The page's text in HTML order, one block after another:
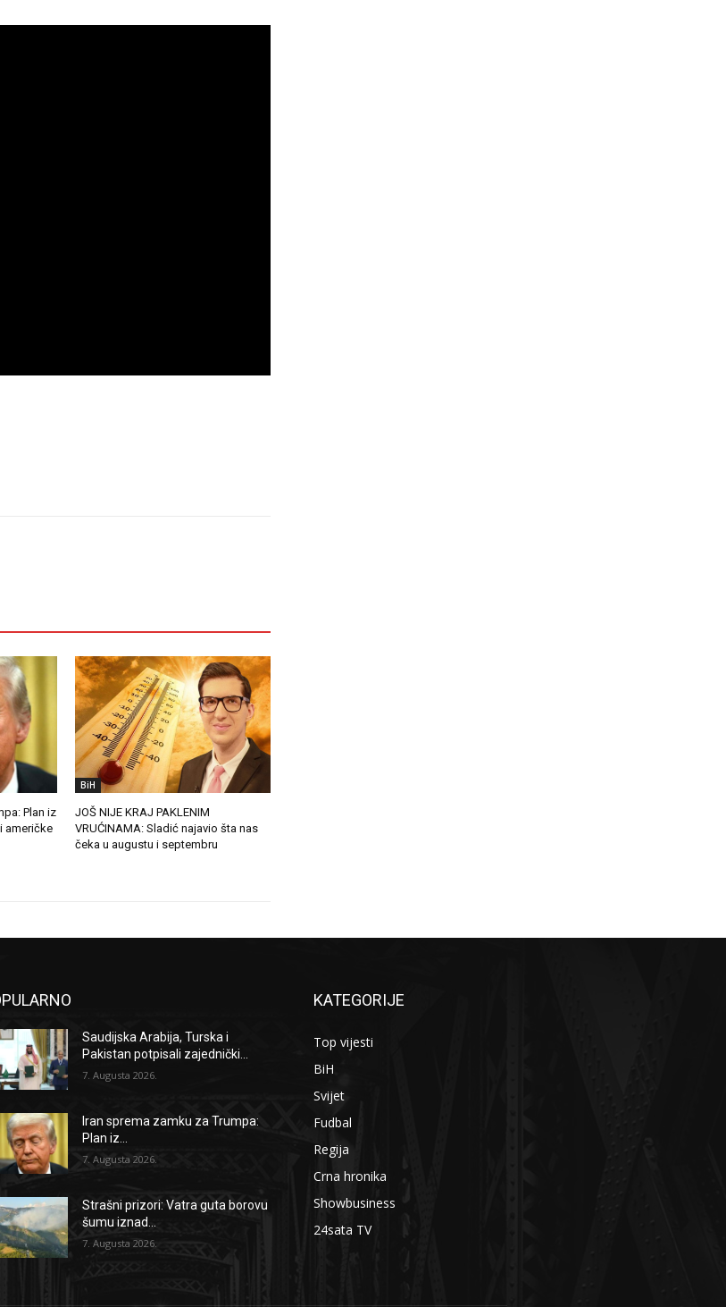
Plan iz
američke
BiH
JOŠ NIJE KRAJ PAKLENIM
VRUĆINAMA: Sladić najavio šta nas
čeka u augustu i septembru
Saudijska Arabija, Turska i
Pakistan potpisali zajednički...
7. Augusta 2026.
Iran sprema zamku za Trumpa:
Plan iz...
7. Augusta 2026.
Strašni prizori: Vatra guta borovu
šumu iznad...
7. Augusta 2026.
KATEGORIJE
Top vijesti
BiH
Svijet
Fudbal
Regija
Crna hronika
Showbusiness
24sata TV